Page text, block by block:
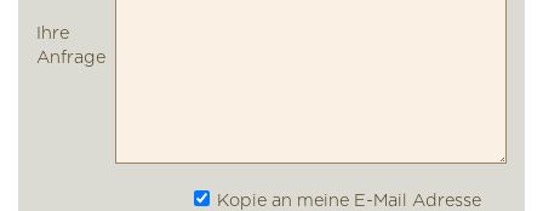
Ihre
Anfrage
Kopie an meine E-Mail Adresse